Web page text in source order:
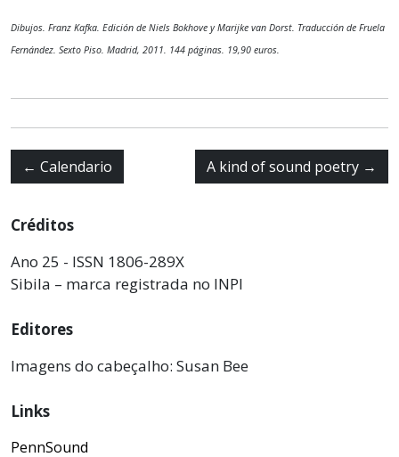
Dibujos. Franz Kafka. Edición de Niels Bokhove y Marijke van Dorst. Traducción de Fruela
Fernández. Sexto Piso. Madrid, 2011. 144 páginas. 19,90 euros.
← Calendario A kind of sound poetry →
Créditos
Ano 25 - ISSN 1806-289X
Sibila – marca registrada no INPI
Editores
Imagens do cabeçalho: Susan Bee
Links
PennSound